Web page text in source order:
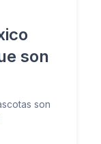
son
son